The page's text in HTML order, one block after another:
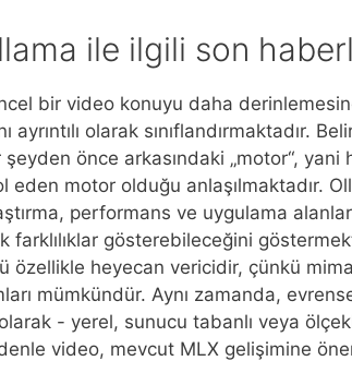
ile ilgili son
bir video konuyu daha
ayrıntılı olarak sınıflandırmaktadır.
önce arkasındaki „motor“, yani
eden motor olduğu anlaşılmaktadır.
performans ve uygulama
farklılıklar gösterebileceğini
özellikle heyecan vericidir, çünkü
mümkündür. Aynı zamanda,
- yerel, sunucu tabanlı veya
video, mevcut MLX gelişimine